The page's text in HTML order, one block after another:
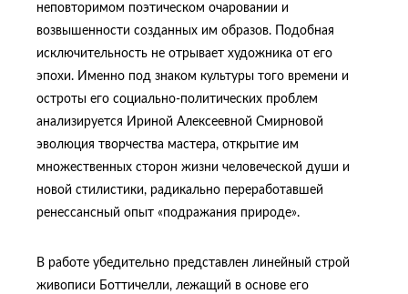
неповторимом поэтическом очаровании и
возвышенности созданных им образов. Подобная
исключительность не отрывает художника от его
эпохи. Именно под знаком культуры того времени и
остроты его социально-политических проблем
анализируется Ириной Алексеевной Смирновой
эволюция творчества мастера, открытие им
множественных сторон жизни человеческой души и
новой стилистики, радикально переработавшей
ренессансный опыт «подражания природе».
В работе убедительно представлен линейный строй
живописи Боттичелли, лежащий в основе его